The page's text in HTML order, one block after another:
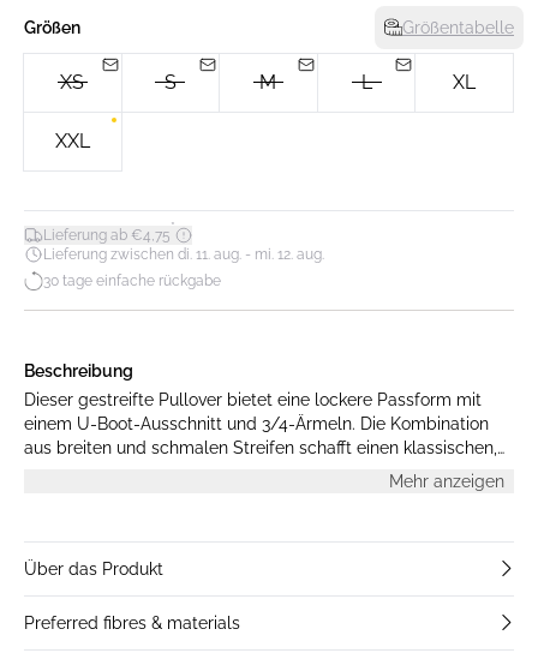
Größen Größentabelle
XS S M L XL
XXL
Lieferung ab €4,75*
Lieferung zwischen di. 11. aug. - mi. 12. aug.
30 tage einfache rückgabe
Beschreibung
Dieser gestreifte Pullover bietet eine lockere Passform mit
einem U-Boot-Ausschnitt und 3/4-Ärmeln. Die Kombination
aus breiten und schmalen Streifen schafft einen klassischen,
Mehr anzeigen
Über das Produkt
Preferred fibres & materials